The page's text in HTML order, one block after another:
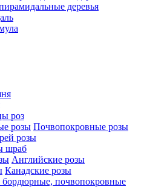
деревья
роз
Почвопокровные розы
розы
шраб
Английские розы
Канадские розы